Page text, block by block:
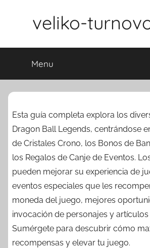
veliko-
Menu
Esta guía completa explora los
Dragon Ball Legends, centrándose
de Cristales Crono, los Bonos de
los Regalos de Canje de Eventos.
pueden mejorar su experiencia de
eventos especiales que les
moneda del juego, mejores
invocación de personajes y
Sumérgete para descubrir cómo
recompensas y elevar tu juego.